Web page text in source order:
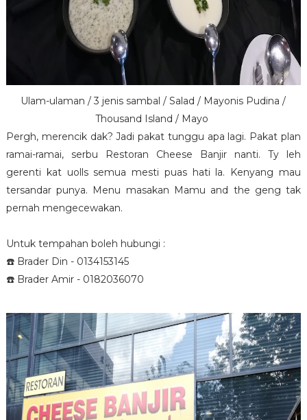
Ulam-ulaman / 3 jenis sambal / Salad / Mayonis Pudina /
Thousand Island / Mayo
Pergh, merencik dak? Jadi pakat tunggu apa lagi. Pakat plan
ramai-ramai, serbu Restoran Cheese Banjir nanti. Ty leh
gerenti kat uolls semua mesti puas hati la. Kenyang mau
tersandar punya. Menu masakan Mamu and the geng tak
pernah mengecewakan.
Untuk tempahan boleh hubungi :
☎️ Brader Din - 0134153145
☎️ Brader Amir - 0182036070